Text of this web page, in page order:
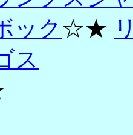
ック ☆★
ス